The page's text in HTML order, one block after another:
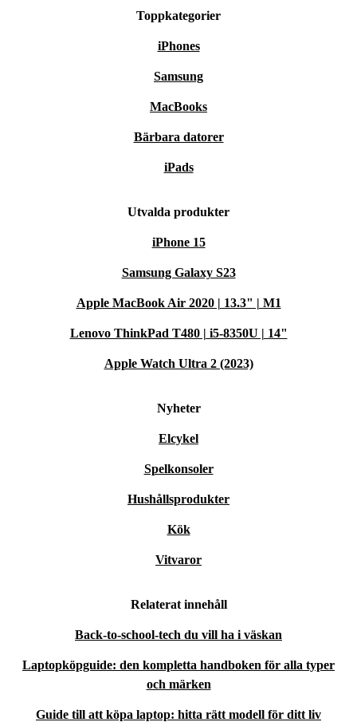
Toppkategorier
iPhones
Samsung
MacBooks
Bärbara datorer
iPads
Utvalda produkter
iPhone 15
Samsung Galaxy S23
Apple MacBook Air 2020 | 13.3" | M1
Lenovo ThinkPad T480 | i5-8350U | 14"
Apple Watch Ultra 2 (2023)
Nyheter
Elcykel
Spelkonsoler
Hushållsprodukter
Kök
Vitvaror
Relaterat innehåll
Back-to-school-tech du vill ha i väskan
Laptopköpguide: den kompletta handboken för alla typer
och märken
Guide till att köpa laptop: hitta rätt modell för ditt liv